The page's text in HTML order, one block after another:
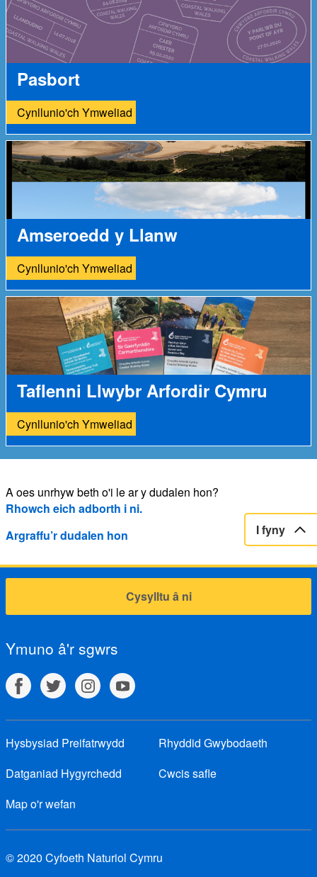
Pasbort
Cynllunio'ch Ymweliad
Amseroedd y Llanw
Cynllunio'ch Ymweliad
Taflenni Llwybr Arfordir Cymru
Cynllunio'ch Ymweliad
A oes unrhyw beth o'i le ar y dudalen hon?
Rhowch eich adborth i ni.
Argraffu’r dudalen hon
I fyny
Cysylltu â ni
Ymuno â'r sgwrs
Hysbysiad Preifatrwydd
Rhyddid Gwybodaeth
Datganiad Hygyrchedd
Cwcis safle
Map o'r wefan
© 2020 Cyfoeth Naturiol Cymru